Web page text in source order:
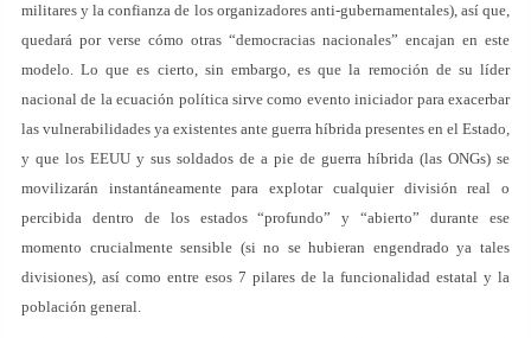
militares y la confianza de los organizadores anti-gubernamentales), así que,
quedará por verse cómo otras “democracias nacionales” encajan en este
modelo. Lo que es cierto, sin embargo, es que la remoción de su líder
nacional de la ecuación política sirve como evento iniciador para exacerbar
las vulnerabilidades ya existentes ante guerra híbrida presentes en el Estado,
y que los EEUU y sus soldados de a pie de guerra híbrida (las ONGs) se
movilizarán instantáneamente para explotar cualquier división real o
percibida dentro de los estados “profundo” y “abierto” durante ese
momento crucialmente sensible (si no se hubieran engendrado ya tales
divisiones), así como entre esos 7 pilares de la funcionalidad estatal y la
población general.